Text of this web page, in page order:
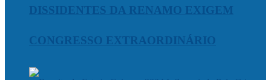
DISSIDENTES DA RENAMO EXIGEM
CONGRESSO EXTRAORDINÁRIO